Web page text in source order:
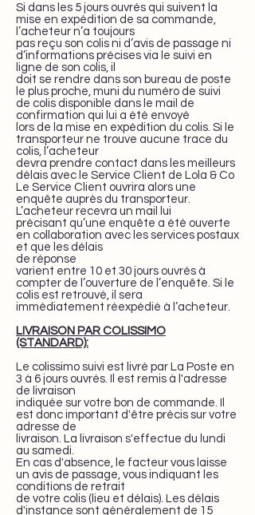
Si dans les 5 jours ouvrés qui suivent la
mise en expédition de sa commande,
l’acheteur n’a toujours
pas reçu son colis ni d’avis de passage ni
d’informations précises via le suivi en
ligne de son colis, il
doit se rendre dans son bureau de poste
le plus proche, muni du numéro de suivi
de colis disponible dans le mail de
confirmation qui lui a été envoyé
lors de la mise en expédition du colis. Si le
transporteur ne trouve aucune trace du
colis, l’acheteur
devra prendre contact dans les meilleurs
délais avec le Service Client de Lola & Co
Le Service Client ouvrira alors une
enquête auprès du transporteur.
L’acheteur recevra un mail lui
précisant qu’une enquête a été ouverte
en collaboration avec les services postaux
et que les délais
de réponse
varient entre 10 et 30 jours ouvrés à
compter de l’ouverture de l’enquête. Si le
colis est retrouvé, il sera
immédiatement réexpédié à l’acheteur.
LIVRAISON PAR COLISSIMO
(STANDARD):
Le colissimo suivi est livré par La Poste en
3 à 6 jours ouvrés. Il est remis à l'adresse
de livraison
indiquée sur votre bon de commande. Il
est donc important d'être précis sur votre
adresse de
livraison. La livraison s'effectue du lundi
au samedi.
En cas d'absence, le facteur vous laisse
un avis de passage, vous indiquant les
conditions de retrait
de votre colis (lieu et délais). Les délais
d'instance sont généralement de 15